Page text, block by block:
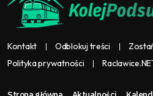
Kontakt Odblokuj treści
Polityka prywatności